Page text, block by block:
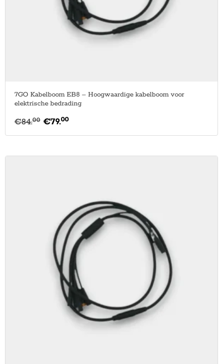
7GO Kabelboom EB8 – Hoogwaardige kabelboom voor
elektrische bedrading
€84.00 €79.00